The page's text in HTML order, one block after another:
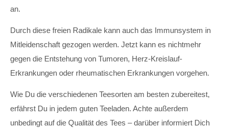
an.
Durch diese freien Radikale kann auch das Immunsystem in
Mitleidenschaft gezogen werden. Jetzt kann es nichtmehr
gegen die Entstehung von Tumoren, Herz-Kreislauf-
Erkrankungen oder rheumatischen Erkrankungen vorgehen.
Wie Du die verschiedenen Teesorten am besten zubereitest,
erfährst Du in jedem guten Teeladen. Achte außerdem
unbedingt auf die Qualität des Tees – darüber informiert Dich